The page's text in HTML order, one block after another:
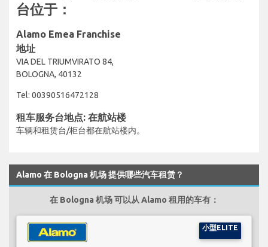
台位于：
Alamo Emea Franchise
地址
VIA DEL TRIUMVIRATO 84,
BOLOGNA, 40132
Tel: 00390516472128
租车服务台地点: 在航站楼
车辆和租赁台/柜台都在航站楼内。
Alamo 在 Bologna 机场 提供哪些汽车租赁？
在 Bologna 机场 可以从 Alamo 租用的车有：
小型ELITE